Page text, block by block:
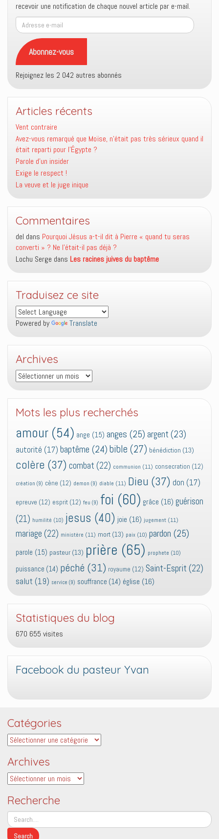
recevoir une notification de chaque nouvel article par e-mail.
Adresse
e-
mail
Abonnez-vous
Rejoignez les 2 042 autres abonnés
Articles récents
Vent contraire
Avez-vous remarqué que Moïse, n’était pas très sérieux quand il
était reparti pour l’Égypte ?
Parole d’un insider
Exige le respect !
La veuve et le juge inique
Commentaires
del dans Pourquoi Jésus a-t-il dit à Pierre « quand tu seras
converti » ? Ne l’était-il pas déjà ?
Lochu Serge dans Les racines juives du baptême
Traduisez ce site
Powered by Translate
Archives
Archives
Mots les plus recherchés
amour (54) ange (15) anges (25) argent (23)
autorité (17) baptême (24) bible (27) bénédiction (13)
colère (37) combat (22) communion (11) consecration (12)
création (9) cène (12) demon (9) diable (11) Dieu (37) don (17)
epreuve (12) esprit (12) feu (9) foi (60) grâce (16) guérison
(21) humilité (10) jesus (40) joie (16) jugement (11)
mariage (22) ministère (11) mort (13) paix (10) pardon (25)
parole (15) pasteur (13) prière (65) prophete (10)
puissance (14) péché (31) royaume (12) Saint-Esprit (22)
salut (19) service (9) souffrance (14) église (16)
Statistiques du blog
670 655 visites
Facebook du pasteur Yvan
Catégories
Catégories
Archives
Archives
Recherche